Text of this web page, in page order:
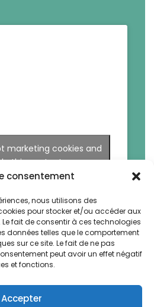
consentement
nous utilisons des
pour stocker et/ou accéder aux
fait de consentir à ces technologies
données telles que le comportement
sur ce site. Le fait de ne pas
peut avoir un effet négatif
et fonctions.
Accepter
marketing cookies and
this content